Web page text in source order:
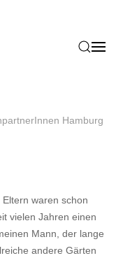
Hamburg
waren schon
vielen Jahren einen
Mann, der lange
andere Gärten